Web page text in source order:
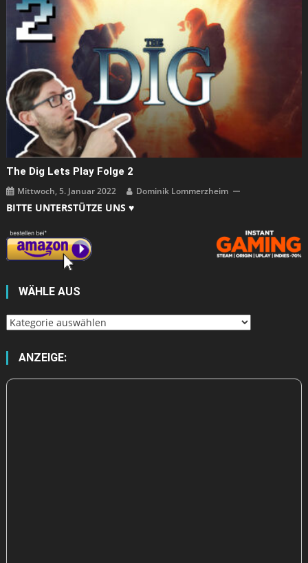
The Dig Lets Play Folge 2
Mittwoch, 5. Januar 2022 Dominik Lommerzheim
BITTE UNTERSTÜTZE UNS ♥
WÄHLE AUS
Wähle
ANZEIGE: